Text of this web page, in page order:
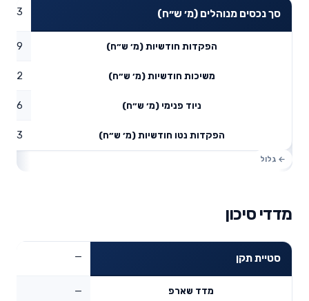
סך נכסים מנוהלים (מ׳ ש״ח) 8.63
הפקדות חודשיות (מ׳ ש״ח) 0.09
משיכות חודשיות (מ׳ ש״ח) 0.02
ניוד פנימי (מ׳ ש״ח) 1.56
הפקדות נטו חודשיות (מ׳ ש״ח) 1.63
מדדי סיכון
סטיית תקן —
מדד שארפ —